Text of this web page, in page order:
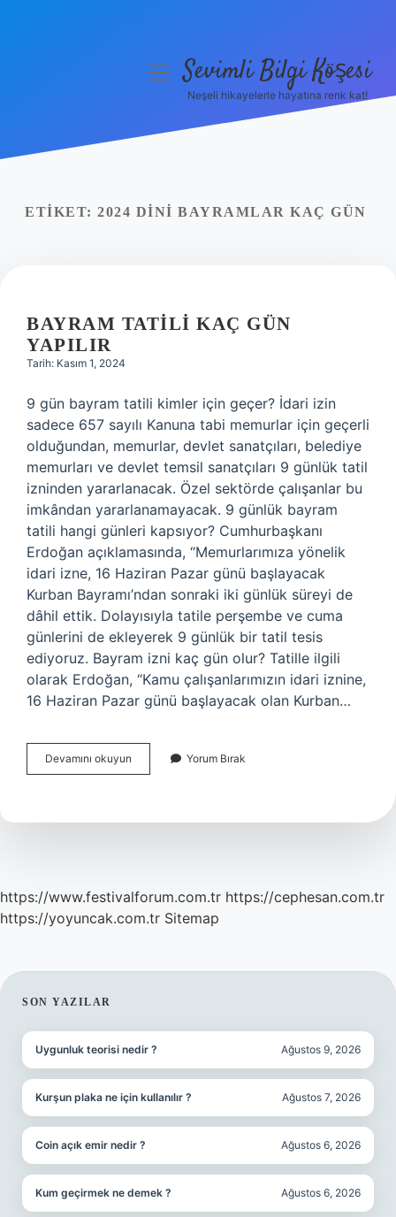
Yasal Uyarı
menüyüSevimli Bilgi Köşesi
Neşeli hikayelerle hayatına renk kat!
ETIKET: 2024 DINI BAYRAMLAR KAÇ GÜN
BAYRAM TATILI KAÇ GÜN
YAPILIR
Tarih: Kasım 1, 2024
9 gün bayram tatili kimler için geçer? İdari izin
sadece 657 sayılı Kanuna tabi memurlar için geçerli
olduğundan, memurlar, devlet sanatçıları, belediye
memurları ve devlet temsil sanatçıları 9 günlük tatil
izninden yararlanacak. Özel sektörde çalışanlar bu
imkândan yararlanamayacak. 9 günlük bayram
tatili hangi günleri kapsıyor? Cumhurbaşkanı
Erdoğan açıklamasında, “Memurlarımıza yönelik
idari izne, 16 Haziran Pazar günü başlayacak
Kurban Bayramı’ndan sonraki iki günlük süreyi de
dâhil ettik. Dolayısıyla tatile perşembe ve cuma
günlerini de ekleyerek 9 günlük bir tatil tesis
ediyoruz. Bayram izni kaç gün olur? Tatille ilgili
olarak Erdoğan, “Kamu çalışanlarımızın idari iznine,
16 Haziran Pazar günü başlayacak olan Kurban…
Devamını okuyun
Tatili
Yapılır
Yorum Bırak
https://www.festivalforum.com.tr https://cephesan.com.tr
https://yoyuncak.com.tr Sitemap
SIDEBAR
SON YAZILAR
Uygunluk teorisi nedir ? Ağustos 9, 2026
Kurşun plaka ne için kullanılır ? Ağustos 7, 2026
Coin açık emir nedir ? Ağustos 6, 2026
Kum geçirmek ne demek ? Ağustos 6, 2026